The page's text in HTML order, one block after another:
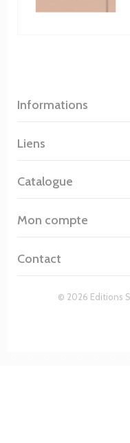
Informations
© 2026 Editions
Liens
Catalogue
Mon compte
Contact